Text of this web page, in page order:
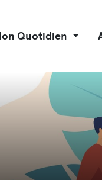
Quotidien